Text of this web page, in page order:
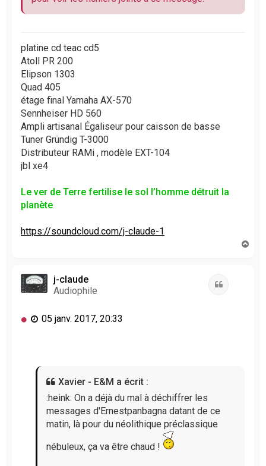
platine cd teac cd5
Atoll PR 200
Elipson 1303
Quad 405
étage final Yamaha AX-570
Sennheiser HD 560
Ampli artisanal Égaliseur pour caisson de basse
Tuner Gründig T-3000
Distributeur RAMi , modèle EXT-104
jbl xe4
Le ver de Terre fertilise le sol l’homme détruit la
planète
https://soundcloud.com/j-claude-1
j-claude
Audiophile
M 05 janv. 2017, 20:33
Xavier - E&M a écrit :
:heink: On a déjà du mal à déchiffrer les
messages d'Ernestpanbagna datant de ce
matin, là pour du néolithique préclassique
nébuleux, ça va être chaud !